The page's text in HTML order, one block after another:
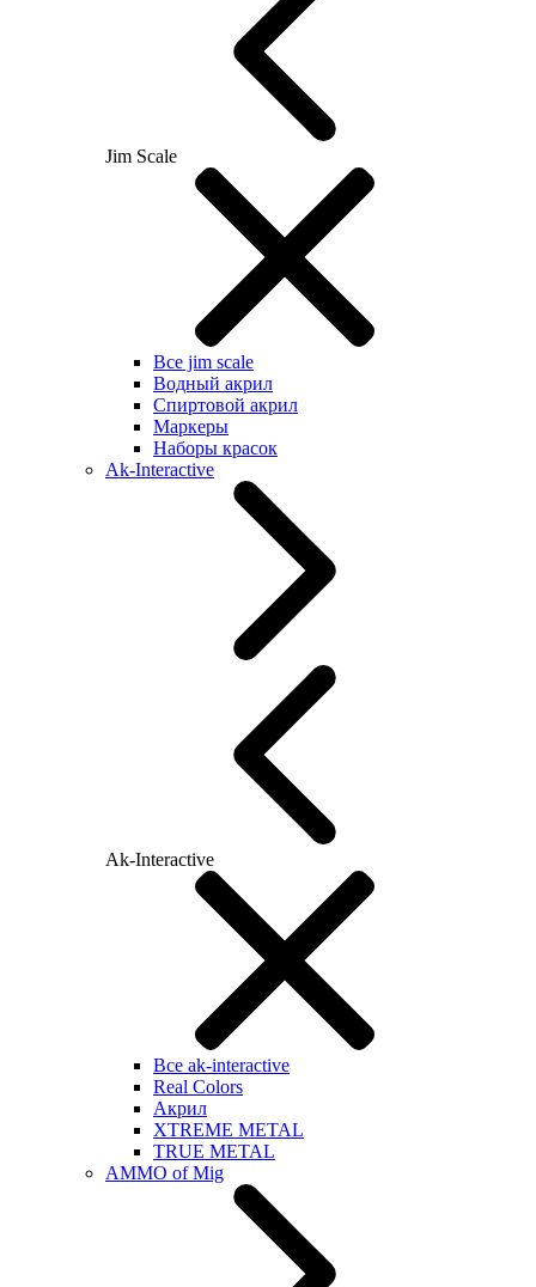
Jim Scale
Все jim scale
Водный акрил
Спиртовой акрил
Маркеры
Наборы красок
Ak-Interactive
Ak-Interactive
Все ak-interactive
Real Colors
Акрил
XTREME METAL
TRUE METAL
AMMO of Mig